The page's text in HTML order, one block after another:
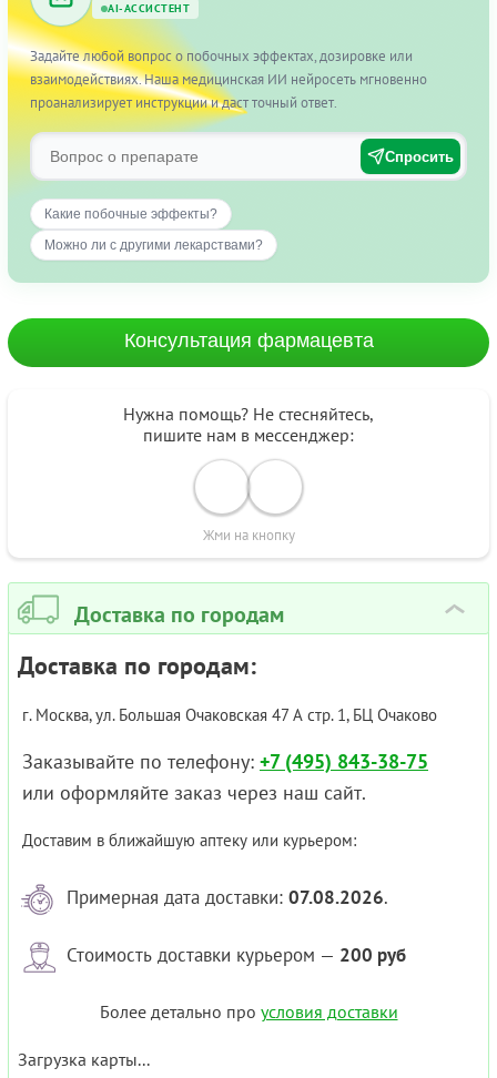
AI-АССИСТЕНТ
Задайте любой вопрос о побочных эффектах, дозировке или
взаимодействиях. Наша медицинская ИИ нейросеть мгновенно
проанализирует инструкции и даст точный ответ.
Спросить
Какие побочные эффекты?
Можно ли с другими лекарствами?
Консультация фармацевта
Нужна помощь? Не стесняйтесь,
пишите нам в мессенджер:
Жми на кнопку
Доставка по городам ›
Доставка по городам:
г. Москва, ул. Большая Очаковская 47 А стр. 1, БЦ Очаково
Заказывайте по телефону: +7 (495) 843-38-75
или оформляйте заказ через наш сайт.
Доставим в ближайшую аптеку или курьером:
Примерная дата доставки: 07.08.2026.
Стоимость доставки курьером — 200 руб
Более детально про условия доставки
Загрузка карты...